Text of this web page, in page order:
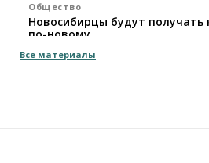
Общество
Новосибирцы будут
по-новому
08 Августа 2026, 09:00
Все материалы